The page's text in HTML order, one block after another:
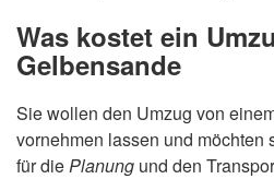
Was kostet ein
Gelbensande
Sie wollen den Umzug von
vornehmen lassen und möchten
für diePlanung und den